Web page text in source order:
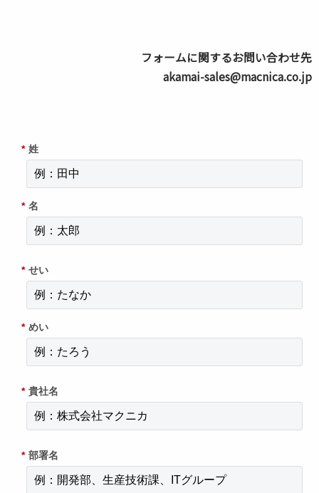
フォームに関するお問い合わせ先
akamai-sales@macnica.co.jp
* 姓
* 名
* せい
* めい
* 貴社名
* 部署名